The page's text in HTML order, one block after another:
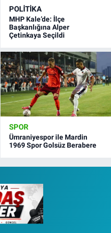
POLITIKA
MHP Kale’de: İlçe
Başkanlığına Alper
Çetinkaya Seçildi
SPOR
Ümraniyespor ile Mardin
1969 Spor Golsüz Berabere